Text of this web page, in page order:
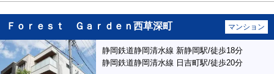
Ｆｏｒｅｓｔ Ｇａｒｄｅｎ西草深町 マンション
静岡鉄道静岡清水線 新静岡駅/徒歩18分
静岡鉄道静岡清水線 日吉町駅/徒歩20分